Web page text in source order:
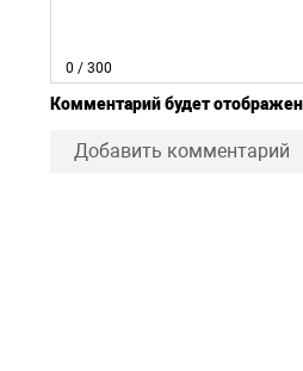
0 / 300
Комментарий будет
Добавить комментарий